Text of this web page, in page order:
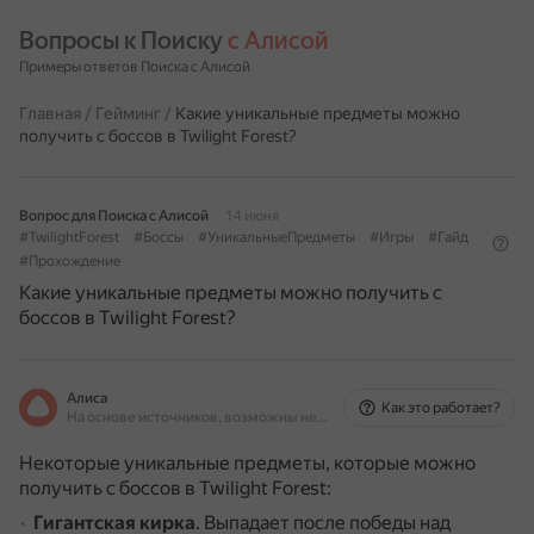
Вопросы к Поиску с Алисой
Примеры ответов Поиска с Алисой
Главная / Гейминг / Какие уникальные предметы можно
получить с боссов в Twilight Forest?
Вопрос для Поиска с Алисой
14 июня
#TwilightForest
#Боссы #УникальныеПредметы #Игры
#Гайд
#Прохождение
Какие уникальные предметы можно получить с
боссов в Twilight Forest?
Алиса
На основе источников, возможны неточности
Как это работает?
Некоторые уникальные предметы, которые можно
получить с боссов в Twilight Forest:
Гигантская кирка. Выпадает после победы над